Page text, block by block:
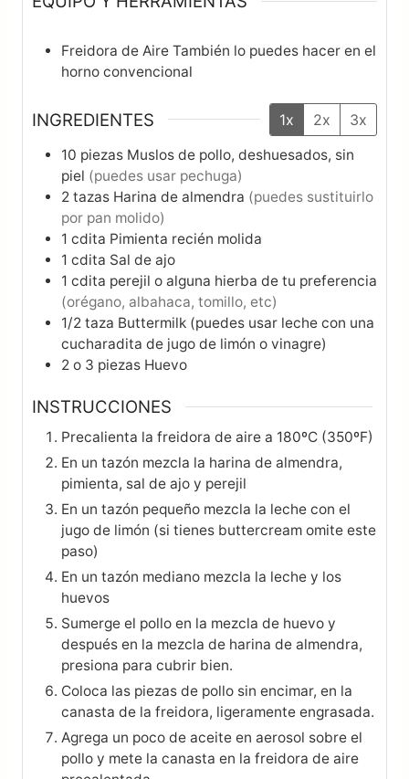
Freidora de Aire También lo puedes hacer en el
horno convencional
INGREDIENTES 1x 2x 3x
10 piezas Muslos de pollo, deshuesados, sin
piel (puedes usar pechuga)
2 tazas Harina de almendra (puedes sustituirlo
por pan molido)
1 cdita Pimienta recién molida
1 cdita Sal de ajo
1 cdita perejil o alguna hierba de tu preferencia
(orégano, albahaca, tomillo, etc)
1/2 taza Buttermilk (puedes usar leche con una
cucharadita de jugo de limón o vinagre)
2 o 3 piezas Huevo
INSTRUCCIONES
Precalienta la freidora de aire a 180ºC (350ºF)
En un tazón mezcla la harina de almendra,
pimienta, sal de ajo y perejil
En un tazón pequeño mezcla la leche con el
jugo de limón (si tienes buttercream omite este
paso)
En un tazón mediano mezcla la leche y los
huevos
Sumerge el pollo en la mezcla de huevo y
después en la mezcla de harina de almendra,
presiona para cubrir bien.
Coloca las piezas de pollo sin encimar, en la
canasta de la freidora, ligeramente engrasada.
Agrega un poco de aceite en aerosol sobre el
pollo y mete la canasta en la freidora de aire